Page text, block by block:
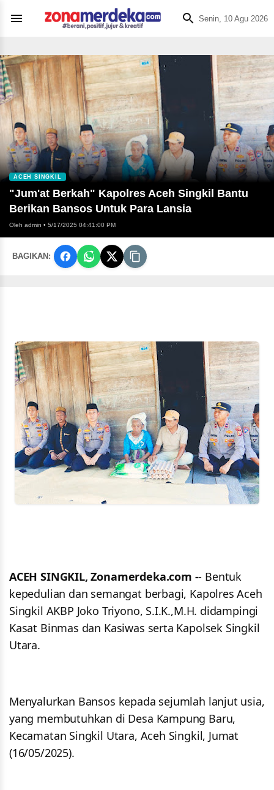
Senin, 10 Agu 2026
ACEH SINGKIL
"Jum'at Berkah" Kapolres Aceh Singkil Bantu
Berikan Bansos Untuk Para Lansia
Oleh admin • 5/17/2025 04:41:00 PM
BAGIKAN:
ACEH SINGKIL, Zonamerdeka.com -- Bentuk
kepedulian dan semangat berbagi, Kapolres Aceh
Singkil AKBP Joko Triyono, S.I.K.,M.H. didampingi
Kasat Binmas dan Kasiwas serta Kapolsek Singkil
Utara.
Menyalurkan Bansos kepada sejumlah lanjut usia,
yang membutuhkan di Desa Kampung Baru,
Kecamatan Singkil Utara, Aceh Singkil, Jumat
(16/05/2025).